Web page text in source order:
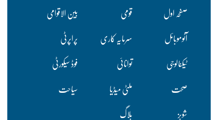
صفحہ اول قومی
بین الاقوامی
آٹوموبائل
سرمایہ کاری
پراپرٹی
ٹیکنالوجی
توانائی
فوڈ سیکورٹی
صحت
ملٹی میڈیا
سیاحت
شوبز
بلاگ